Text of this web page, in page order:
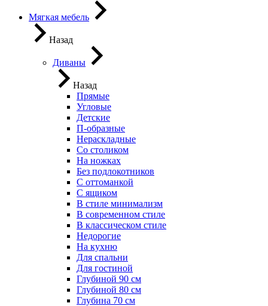
Мягкая мебель
Назад
Диваны
Назад
Прямые
Угловые
Детские
П-образные
Нераскладные
Со столиком
На ножках
Без подлокотников
С оттоманкой
С ящиком
В стиле минимализм
В современном стиле
В классическом стиле
Недорогие
На кухню
Для спальни
Для гостиной
Глубиной 90 см
Глубиной 80 см
Глубина 70 см